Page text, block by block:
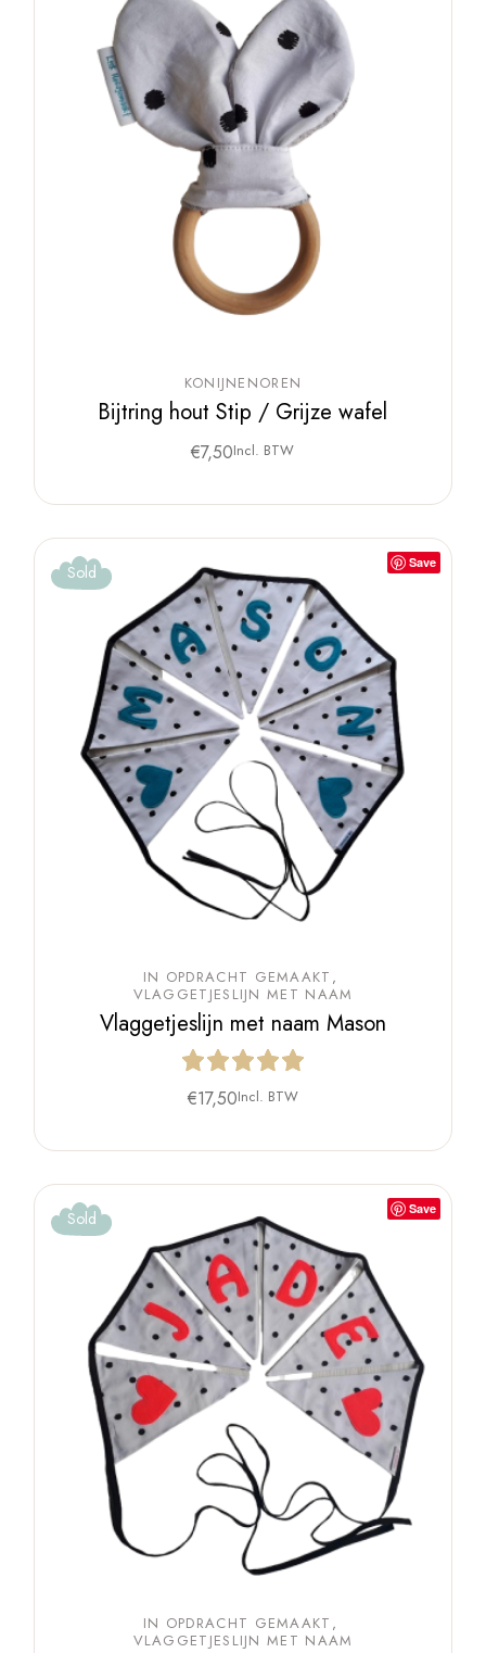
KONIJNENOREN
Bijtring hout Stip / Grijze wafel
€7,50Incl. BTW
Save
Sold
IN OPDRACHT GEMAAKT
VLAGGETJESLIJN MET NAAM
Vlaggetjeslijn met naam Mason
€17,50Incl. BTW
Save
Sold
IN OPDRACHT GEMAAKT
VLAGGETJESLIJN MET NAAM